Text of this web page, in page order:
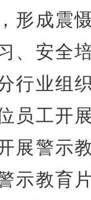
形成震
、安全
行业组
员工开
展警示
示教育